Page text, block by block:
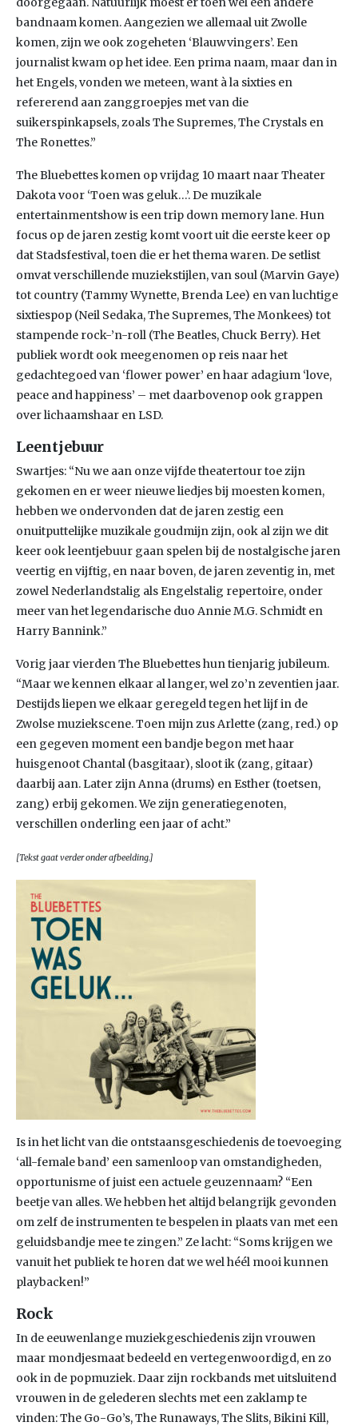
bandnaam komen. Aangezien we allemaal uit Zwolle
komen, zijn we ook zogeheten ‘Blauwvingers’. Een
journalist kwam op het idee. Een prima naam, maar dan in
het Engels, vonden we meteen, want à la sixties en
refererend aan zanggroepjes met van die
suikerspinkapsels, zoals The Supremes, The Crystals en
The Ronettes.”
The Bluebettes komen op vrijdag 10 maart naar Theater
Dakota voor ‘Toen was geluk…’. De muzikale
entertainmentshow is een trip down memory lane. Hun
focus op de jaren zestig komt voort uit die eerste keer op
dat Stadsfestival, toen die er het thema waren. De setlist
omvat verschillende muziekstijlen, van soul (Marvin Gaye)
tot country (Tammy Wynette, Brenda Lee) en van luchtige
sixtiespop (Neil Sedaka, The Supremes, The Monkees) tot
stampende rock-’n-roll (The Beatles, Chuck Berry). Het
publiek wordt ook meegenomen op reis naar het
gedachtegoed van ‘flower power’ en haar adagium ‘love,
peace and happiness’ – met daarbovenop ook grappen
over lichaamshaar en LSD.
Leentjebuur
Swartjes: “Nu we aan onze vijfde theatertour toe zijn
gekomen en er weer nieuwe liedjes bij moesten komen,
hebben we ondervonden dat de jaren zestig een
onuitputtelijke muzikale goudmijn zijn, ook al zijn we dit
keer ook leentjebuur gaan spelen bij de nostalgische jaren
veertig en vijftig, en naar boven, de jaren zeventig in, met
zowel Nederlandstalig als Engelstalig repertoire, onder
meer van het legendarische duo Annie M.G. Schmidt en
Harry Bannink.”
Vorig jaar vierden The Bluebettes hun tienjarig jubileum.
“Maar we kennen elkaar al langer, wel zo’n zeventien jaar.
Destijds liepen we elkaar geregeld tegen het lijf in de
Zwolse muziekscene. Toen mijn zus Arlette (zang, red.) op
een gegeven moment een bandje begon met haar
huisgenoot Chantal (basgitaar), sloot ik (zang, gitaar)
daarbij aan. Later zijn Anna (drums) en Esther (toetsen,
zang) erbij gekomen. We zijn generatiegenoten,
verschillen onderling een jaar of acht.”
[Tekst gaat verder onder afbeelding.]
Is in het licht van die ontstaansgeschiedenis de toevoeging
‘all-female band’ een samenloop van omstandigheden,
opportunisme of juist een actuele geuzennaam? “Een
beetje van alles. We hebben het altijd belangrijk gevonden
om zelf de instrumenten te bespelen in plaats van met een
geluidsbandje mee te zingen.” Ze lacht: “Soms krijgen we
vanuit het publiek te horen dat we wel héél mooi kunnen
playbacken!”
Rock
In de eeuwenlange muziekgeschiedenis zijn vrouwen
maar mondjesmaat bedeeld en vertegenwoordigd, en zo
ook in de popmuziek. Daar zijn rockbands met uitsluitend
vrouwen in de gelederen slechts met een zaklamp te
vinden: The Go-Go’s, The Runaways, The Slits, Bikini Kill,